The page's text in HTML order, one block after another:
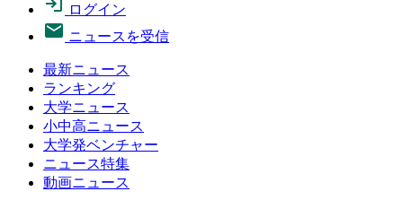
ログイン
ニュースを受信
最新ニュース
ランキング
大学ニュース
小中高ニュース
大学発ベンチャー
ニュース特集
動画ニュース